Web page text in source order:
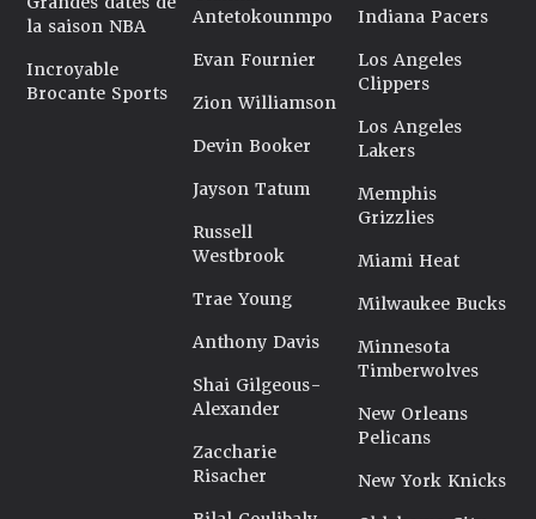
la saison NBA
Incroyable
Brocante Sports
Antetokounmpo
Evan Fournier
Zion Williamson
Devin Booker
Jayson Tatum
Russell
Westbrook
Trae Young
Anthony Davis
Shai Gilgeous-
Alexander
Zaccharie
Risacher
Indiana Pacers
Los Angeles
Clippers
Los Angeles
Lakers
Memphis
Grizzlies
Miami Heat
Milwaukee Bucks
Minnesota
Timberwolves
New Orleans
Pelicans
New York Knicks